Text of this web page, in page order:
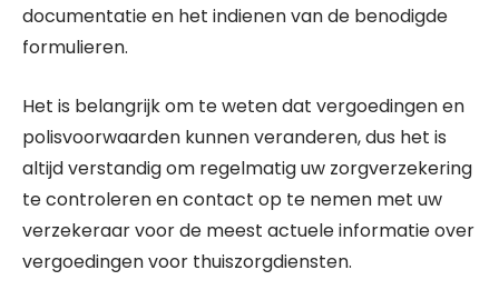
documentatie en het indienen van de benodigde
formulieren.
Het is belangrijk om te weten dat vergoedingen en
polisvoorwaarden kunnen veranderen, dus het is
altijd verstandig om regelmatig uw zorgverzekering
te controleren en contact op te nemen met uw
verzekeraar voor de meest actuele informatie over
vergoedingen voor thuiszorgdiensten.